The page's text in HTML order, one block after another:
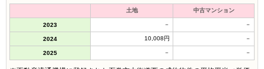
土地 中古マンション
2023 － －
2024 10,008円 －
2025 － －